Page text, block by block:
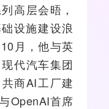
高层会晤，
设施建设浪
月，他与英
代汽车集团
商AI工厂建
OpenAI首席